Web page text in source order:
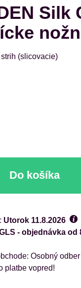
Silk
(slicovacie)
Do košíka
Utorok11.8.2026
- objednávka od
Osobný
platbe vopred!